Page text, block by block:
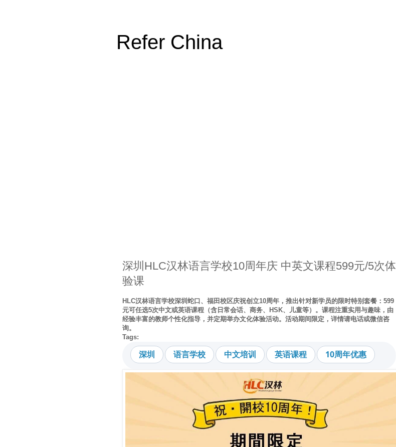
Refer China
深圳HLC汉林语言学校10周年庆 中英文课程599元/5次体
验课
HLC汉林语言学校深圳蛇口、福田校区庆祝创立10周年，推出针对新学员的限时特别套餐：599
元可任选5次中文或英语课程（含日常会话、商务、HSK、儿童等）。课程注重实用与趣味，由
经验丰富的教师个性化指导，并定期举办文化体验活动。活动期间限定，详情请电话或微信咨
询。
Tags:
深圳 语言学校 中文培训 英语课程 10周年优惠